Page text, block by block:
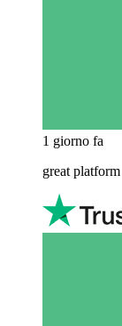
1 giorno fa
great platform